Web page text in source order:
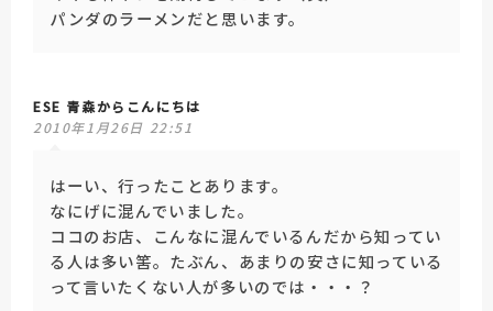
パンダのラーメンだと思います。
ESE 青森からこんにちは
2010年1月26日 22:51
はーい、行ったことあります。
なにげに混んでいました。
ココのお店、こんなに混んでいるんだから知ってい
る人は多い筈。たぶん、あまりの安さに知っている
って言いたくない人が多いのでは・・・？